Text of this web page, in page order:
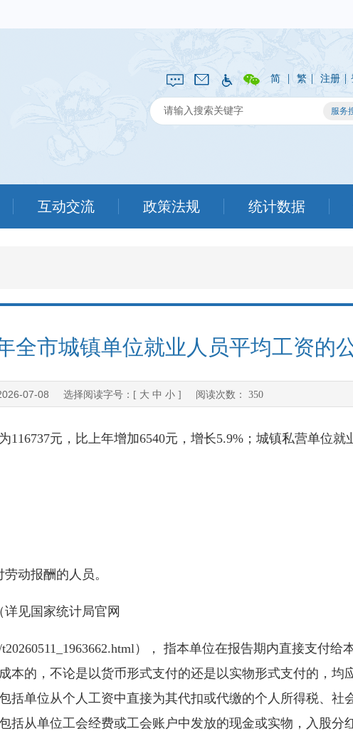
简 | 繁 | 注册 |
互动交流 政策法规 统计数据
全市城镇单位就业人员平均工资的
07-08 选择阅读字号：[ 大 中 小] 阅读次数： 350
元，比上年增加6540元，增长5.9%；城镇私营单位就
动报酬的人员。
见国家统计局官网
）， 指本单位在报告期内直接支付给
本的，不论是以货币形式支付的还是以实物形式支付的，均
括单位从个人工资中直接为其代扣或代缴的个人所得税、社
括从单位工会经费或工会账户中发放的现金或实物，入股分